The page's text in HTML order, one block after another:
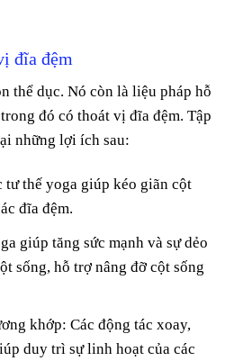
đĩa đệm
thể dục. Nó còn là liệu pháp hỗ
đó có thoát vị đĩa đệm. Tập
những lợi ích sau:
tư thế yoga giúp kéo giãn cột
đĩa đệm.
giúp tăng sức mạnh và sự dẻo
sống, hỗ trợ nâng đỡ cột sống
khớp: Các động tác xoay,
duy trì sự linh hoạt của các